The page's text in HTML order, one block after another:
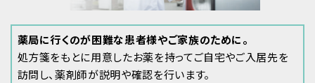
薬局に行くのが困難な患者様やご家族のために。
処方箋をもとに用意したお薬を持ってご自宅やご入居先を
訪問し、薬剤師が説明や確認を行います。